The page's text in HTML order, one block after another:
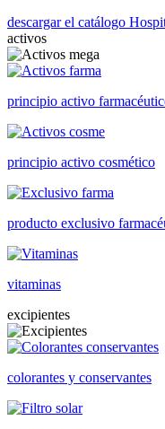
descargar el catálogo
activos
principio activo
principio activo cosmético
producto exclusivo
vitaminas
excipientes
colorantes y conservantes